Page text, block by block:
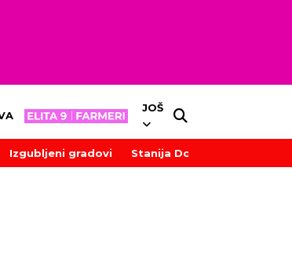
JOŠ
Izgubljeni gradovi Stanija Dobrojević